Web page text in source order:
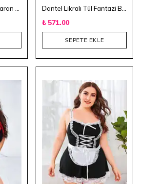
₺ 571.00
SEPETE EKLE